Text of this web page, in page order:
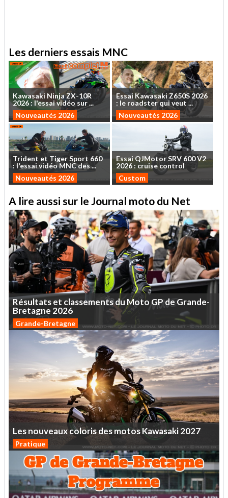
Les derniers essais MNC
Kawasaki NinjaZX-10R
2026: l'essaividéo sur...
Nouveautés 2026
Essai Kawasaki Z650S 2026
: le roadsterquiveut ...
Nouveautés 2026
Trident et TigerSport 660
: l'essaividéo MNCdes...
Nouveautés 2026
EssaiQJMotorSRV 600V2
2026 : cruise control
Custom
A lire aussi sur le Journal moto du Net
Résultatset classementsdu MotoGP de Grande-
Bretagne 2026
Grande-Bretagne
LesnouveauxcolorisdesmotosKawasaki2027
Pratique